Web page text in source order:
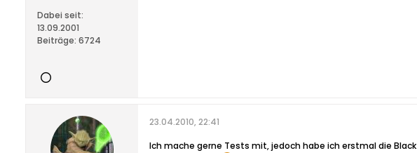
Dabei seit:
13.09.2001
Beiträge: 6724
23.04.2010, 22:41
Ich mache gerne Tests mit, jedoch habe ich erstmal die